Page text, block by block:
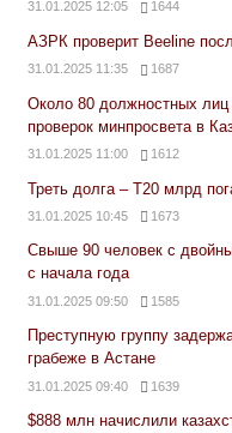
31.01.2025 12:05 1644
АЗРК проверит Beeline
31.01.2025 11:35 1687
Около 80 должностных лиц
проверок минпросвета в
31.01.2025 11:00 1612
Треть долга – Т20 млрд
31.01.2025 10:45 1673
Свыше 90 человек с
с начала года
31.01.2025 09:50 1585
Преступную группу
грабеже в Астане
31.01.2025 09:40 1639
$888 млн начислили